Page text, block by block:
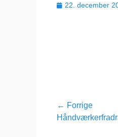
Udgivet
22. december
← Forrige
Forrige